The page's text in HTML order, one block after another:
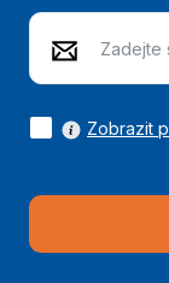
Zobrazit